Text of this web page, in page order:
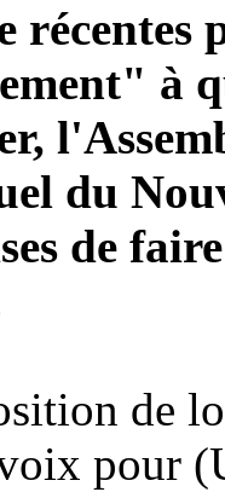
récentes
à
du
de
de
pour